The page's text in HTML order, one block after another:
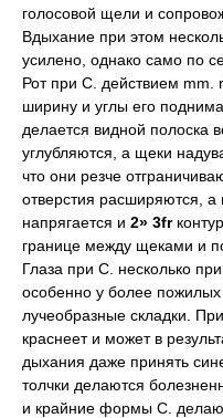
голосовой щели и
Вдыхание при этом
усилено, однако само по
Рот при С. действием mm.
ширину и углы его
делается видной полоска
углубляются, а щеки
что они резче
отверстия расширяются, а
напрягается и 2» 3fr
границе между щеками и
Глаза при С. несколько
особенно у более
лучеобразные складки.
краснеет и может в
дыхания даже принять
толчки делаются
и крайние формы С.